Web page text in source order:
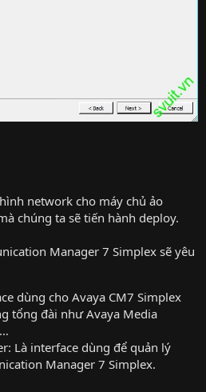
network cho máy chủ ảo
chúng ta sẽ tiến hành deploy.
Manager 7 Simplex sẽ yêu
dùng cho Avaya CM7 Simplex
tổng đài như Avaya Media
Là interface dùng để quản lý
Manager 7 Simplex.